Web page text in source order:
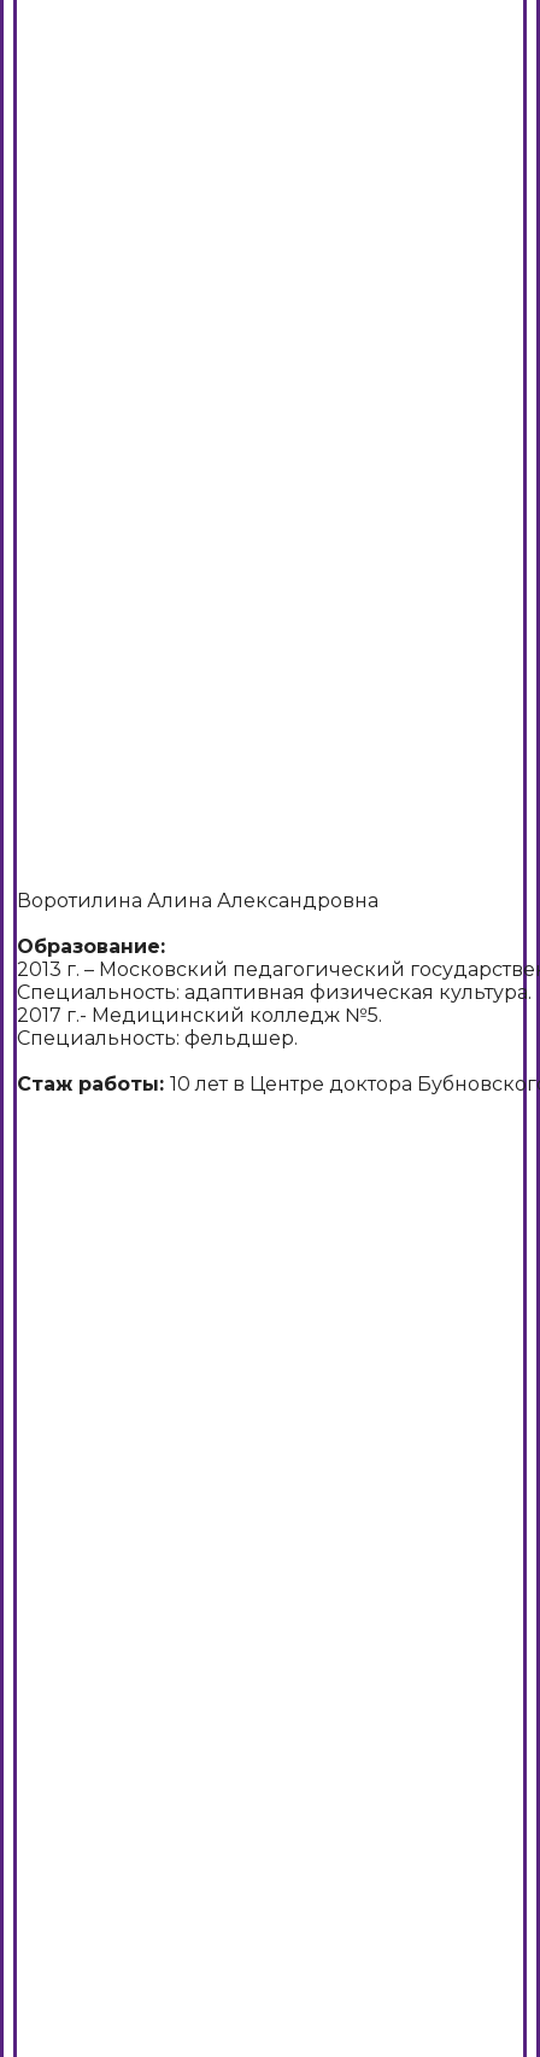
Воротилина Алина Александровна
Образование:
2013 г. – Московский педагогический
Специальность: адаптивная физическая культура.
2017 г.- Медицинский колледж №5.
Специальность: фельдшер.
Стаж работы: 10 лет в Центре доктора